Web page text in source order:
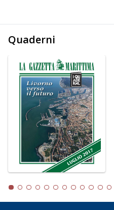
Quaderni